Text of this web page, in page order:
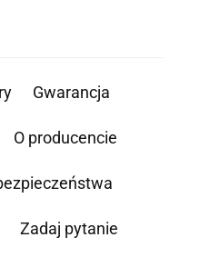
danych osobowych
do kontaktu i udzielenia
a także zgodę na ich
w celu realizacji tego
jest Damian Skiba -
gospodarczą pod firmą:
Gwarancja
O producencie
Zadaj pytanie